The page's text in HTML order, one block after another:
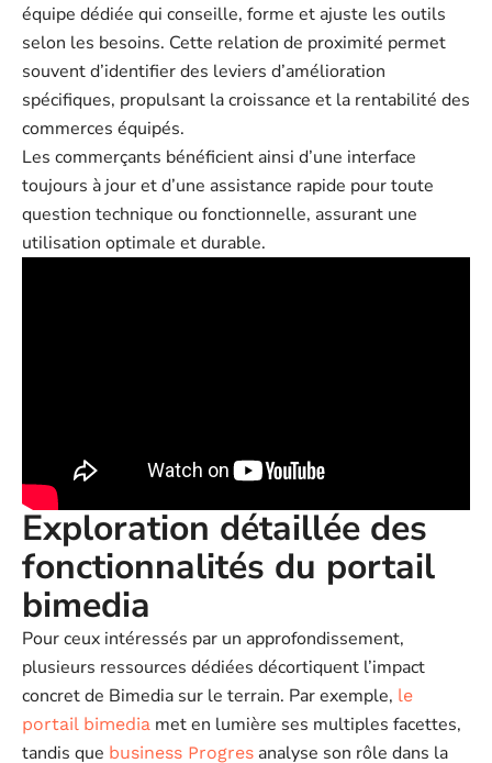
équipe dédiée qui conseille, forme et ajuste les outils
selon les besoins. Cette relation de proximité permet
souvent d’identifier des leviers d’amélioration
spécifiques, propulsant la croissance et la rentabilité des
commerces équipés.
Les commerçants bénéficient ainsi d’une interface
toujours à jour et d’une assistance rapide pour toute
question technique ou fonctionnelle, assurant une
utilisation optimale et durable.
Exploration détaillée des
fonctionnalités du portail
bimedia
Pour ceux intéressés par un approfondissement,
plusieurs ressources dédiées décortiquent l’impact
concret de Bimedia sur le terrain. Par exemple, le
portail bimedia met en lumière ses multiples facettes,
tandis que business Progres analyse son rôle dans la